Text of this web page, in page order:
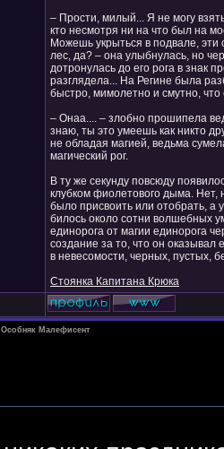
– Прости, милый... Я не могу
кто несмотря ни на что был на
Можешь укрыться в подвале,
лес, да? – она улыбнулась, но
дотронулась до его рога в знак
разглядела... На Регине была
быстро, мимолетно и смутно, что
– Онаа.... – злобно прошипела
знаю, ты это умеешь как никто
не обладая магией, ведьма
магический рог.
В ту же секунду повсюду
клубком фиолетового дыма. Нет,
было присвоить или отобрать, а
билось около сотни волшебных
единорога от магии единорога
создание за то, что он
в невесомости, черных, пустых,
Стоянка Капитана Крюка
Особняк Малефисент